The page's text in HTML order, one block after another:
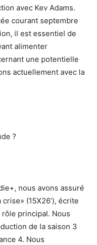
avec Kev Adams.
courant septembre
il est essentiel de
alimenter
une potentielle
actuellement avec la
?
nous avons assuré
(15X26’), écrite
principal. Nous
de la saison 3
4. Nous